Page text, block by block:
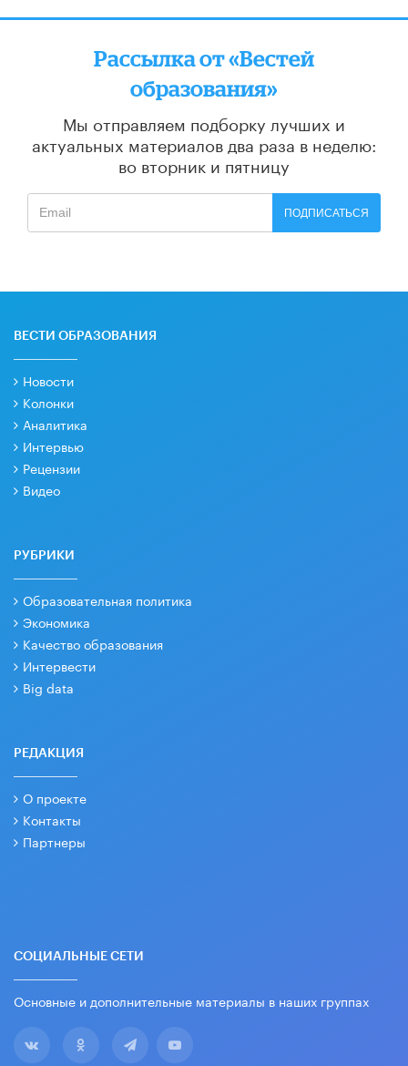
Рассылка от «Вестей
образования»
Мы отправляем подборку лучших и
актуальных материалов два раза в неделю:
во вторник и пятницу
ПОДПИСАТЬСЯ
ВЕСТИ ОБРАЗОВАНИЯ
Новости
Колонки
Аналитика
Интервью
Рецензии
Видео
РУБРИКИ
Образовательная политика
Экономика
Качество образования
Интервести
Big data
РЕДАКЦИЯ
О проекте
Контакты
Партнеры
СОЦИАЛЬНЫЕ СЕТИ
Основные и дополнительные материалы в наших группах